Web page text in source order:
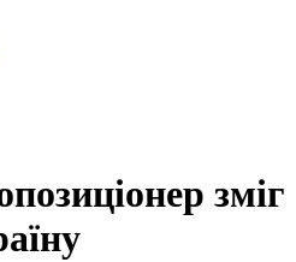
зміг